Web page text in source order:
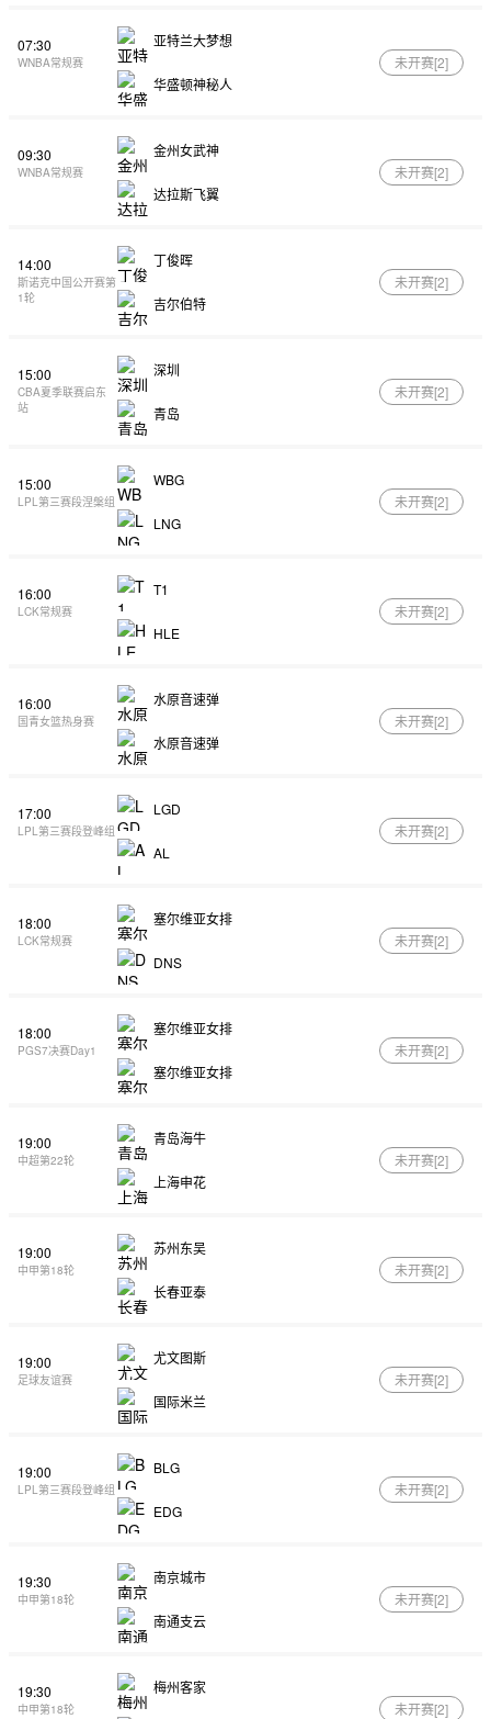
07:30
WNBA常规赛
亚特兰大梦想
华盛顿神秘人
未开赛[2]
09:30
WNBA常规赛
金州女武神
达拉斯飞翼
未开赛[2]
14:00
斯诺克中国公开赛第
1轮
丁俊晖
吉尔伯特
未开赛[2]
15:00
CBA夏季联赛启东
站
深圳
青岛
未开赛[2]
15:00
LPL第三赛段涅槃组
WBG
LNG
未开赛[2]
16:00
LCK常规赛
T1
HLE
未开赛[2]
16:00
国青女篮热身赛
水原音速弹
水原音速弹
未开赛[2]
17:00
LPL第三赛段登峰组
LGD
AL
未开赛[2]
18:00
LCK常规赛
塞尔维亚女排
DNS
未开赛[2]
18:00
PGS7决赛Day1
塞尔维亚女排
塞尔维亚女排
未开赛[2]
19:00
中超第22轮
青岛海牛
上海申花
未开赛[2]
19:00
中甲第18轮
苏州东吴
长春亚泰
未开赛[2]
19:00
足球友谊赛
尤文图斯
国际米兰
未开赛[2]
19:00
LPL第三赛段登峰组
BLG
EDG
未开赛[2]
19:30
中甲第18轮
南京城市
南通支云
未开赛[2]
19:30
中甲第18轮
梅州客家
未开赛[2]